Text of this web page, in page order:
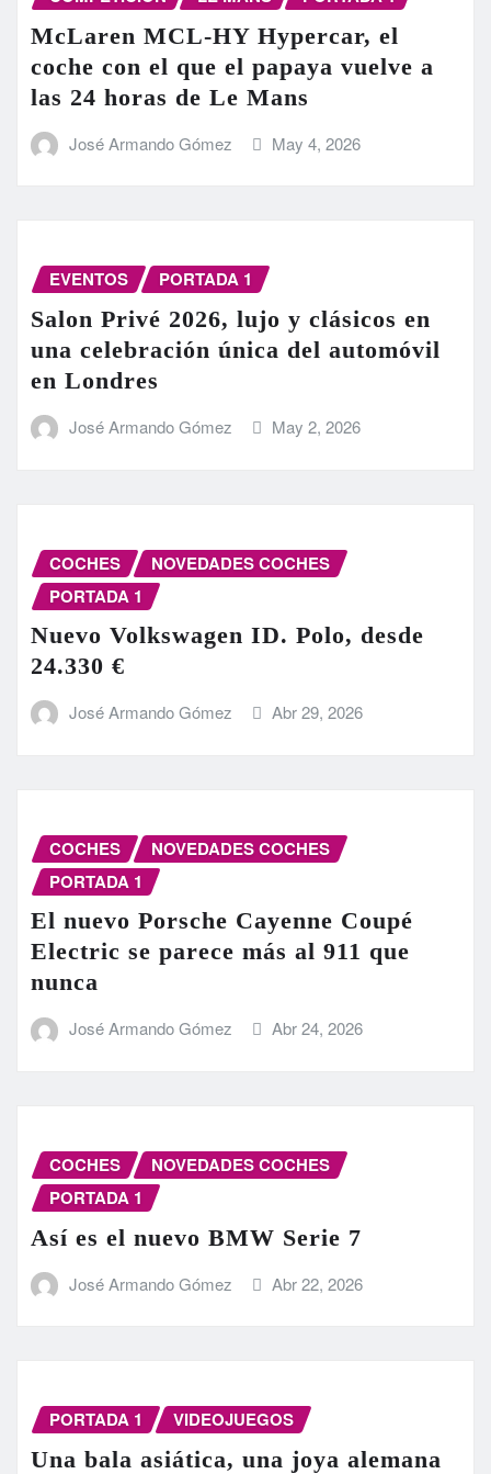
McLaren MCL-HY Hypercar, el
coche con el que el papaya vuelve a
las 24 horas de Le Mans
José Armando Gómez May 4, 2026
EVENTOS PORTADA 1
Salon Privé 2026, lujo y clásicos en
una celebración única del automóvil
en Londres
José Armando Gómez May 2, 2026
COCHES
NOVEDADES COCHES
PORTADA 1
Nuevo Volkswagen ID. Polo, desde
24.330 €
José Armando Gómez Abr 29, 2026
COCHES
NOVEDADES COCHES
PORTADA 1
El nuevo Porsche Cayenne Coupé
Electric se parece más al 911 que
nunca
José Armando Gómez Abr 24, 2026
COCHES
NOVEDADES COCHES
PORTADA 1
Así es el nuevo BMW Serie 7
José Armando Gómez Abr 22, 2026
PORTADA 1 VIDEOJUEGOS
Una bala asiática, una joya alemana